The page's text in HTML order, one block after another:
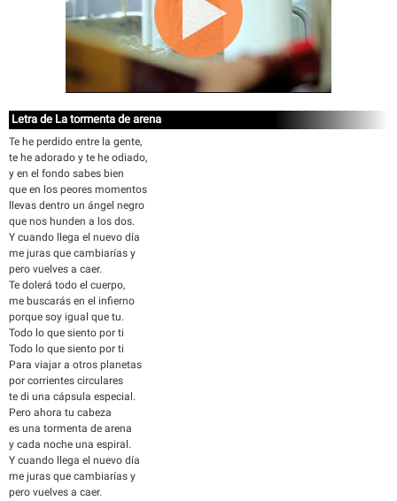
Letra de La tormenta de arena
Te he perdido entre la gente,
te he adorado y te he odiado,
y en el fondo sabes bien
que en los peores momentos
llevas dentro un ángel negro
que nos hunden a los dos.
Y cuando llega el nuevo día
me juras que cambiarías y
pero vuelves a caer.
Te dolerá todo el cuerpo,
me buscarás en el infierno
porque soy igual que tu.
Todo lo que siento por ti
Todo lo que siento por ti
Para viajar a otros planetas
por corrientes circulares
te di una cápsula especial.
Pero ahora tu cabeza
es una tormenta de arena
y cada noche una espiral.
Y cuando llega el nuevo día
me juras que cambiarías y
pero vuelves a caer.